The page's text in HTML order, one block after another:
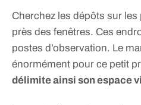
Cherchez les dépôts sur
près des fenêtres. Ces
postes d’observation. Le
énormément pour ce petit
délimite ainsi son espace